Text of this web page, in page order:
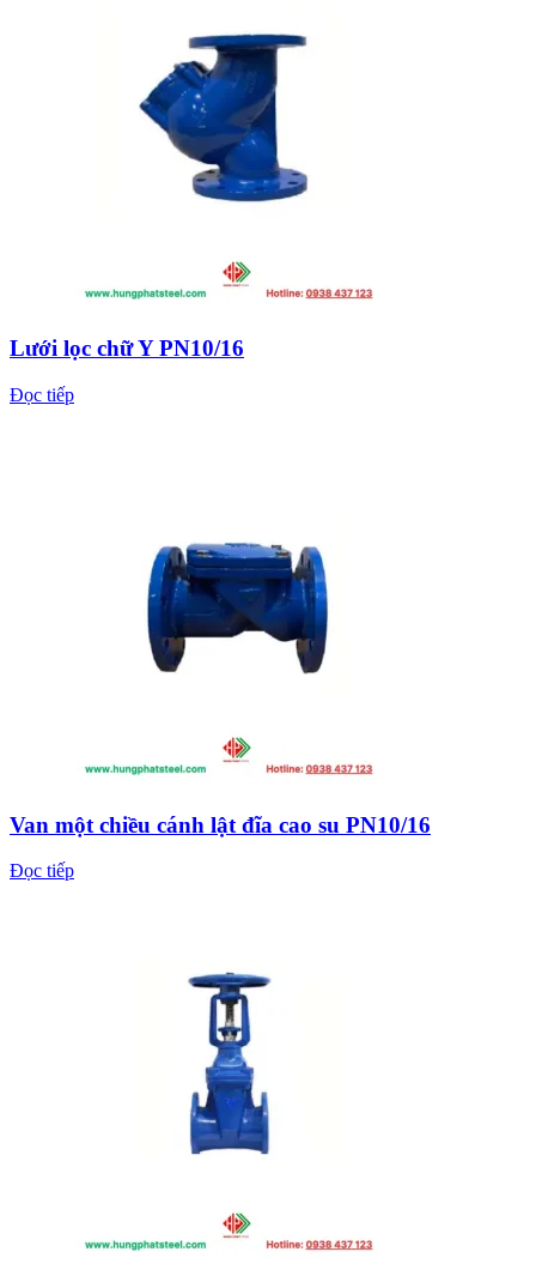
Lưới lọc chữ Y PN10/16
Đọc tiếp
Van một chiều cánh lật đĩa cao su PN10/16
Đọc tiếp